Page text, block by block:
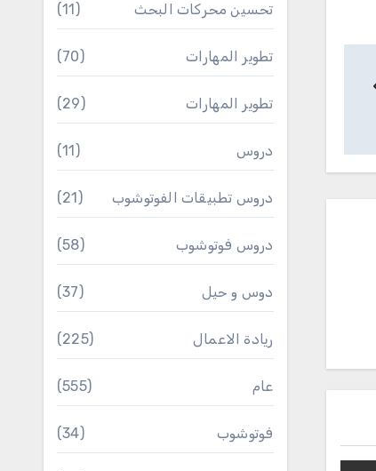
تحسين محركات البحث (11)
تطوير المهارات (70)
تطوير المهارات (29)
دروس (11)
دروس تطبيقات الفوتوشوب (21)
دروس فوتوشوب (58)
دوس و حيل (37)
ريادة الاعمال (225)
عام (555)
فوتوشوب (34)